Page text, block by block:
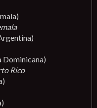
Dominicana)
Rico